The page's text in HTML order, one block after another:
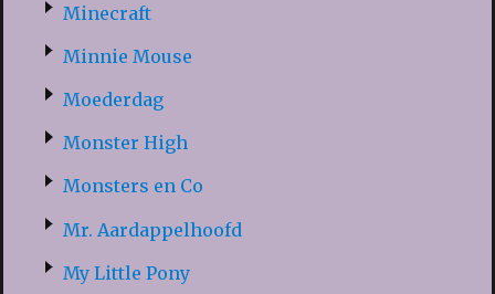
Minecraft
Minnie Mouse
Moederdag
Monster High
Monsters en Co
Mr. Aardappelhoofd
My Little Pony